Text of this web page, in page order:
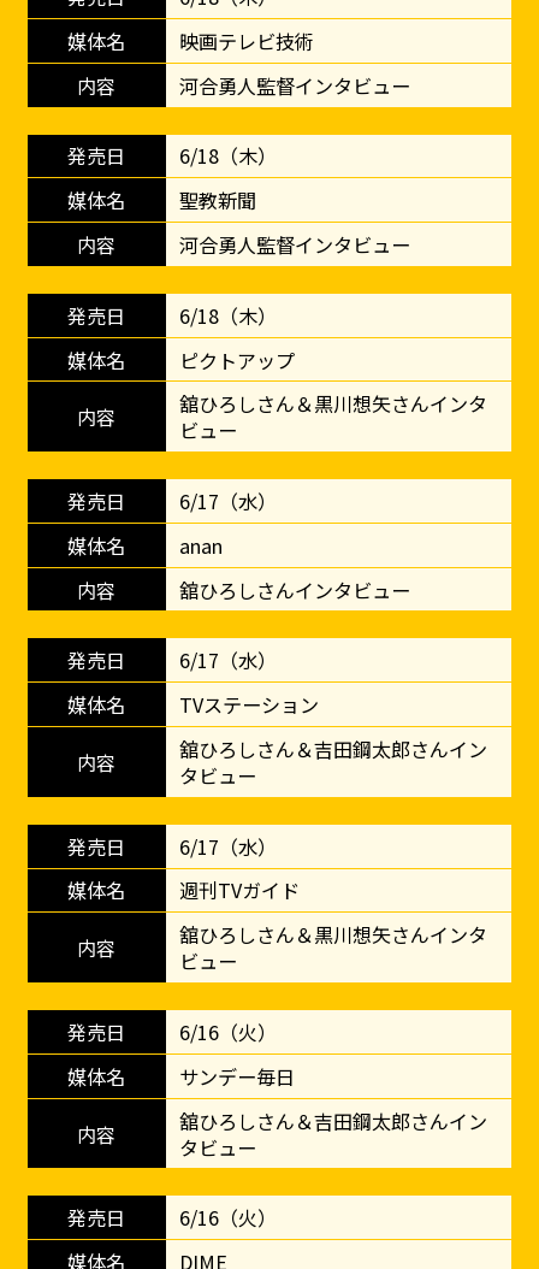
映画テレビ技術
河合勇人監督インタビュー
6/18（木）
聖教新聞
河合勇人監督インタビュー
6/18（木）
ピクトアップ
舘ひろしさん＆黒川想矢さんインタ
ビュー
6/17（水）
anan
舘ひろしさんインタビュー
6/17（水）
TVステーション
舘ひろしさん＆吉田鋼太郎さんイン
タビュー
6/17（水）
週刊TVガイド
舘ひろしさん＆黒川想矢さんインタ
ビュー
6/16（火）
サンデー毎日
舘ひろしさん＆吉田鋼太郎さんイン
タビュー
6/16（火）
DIME